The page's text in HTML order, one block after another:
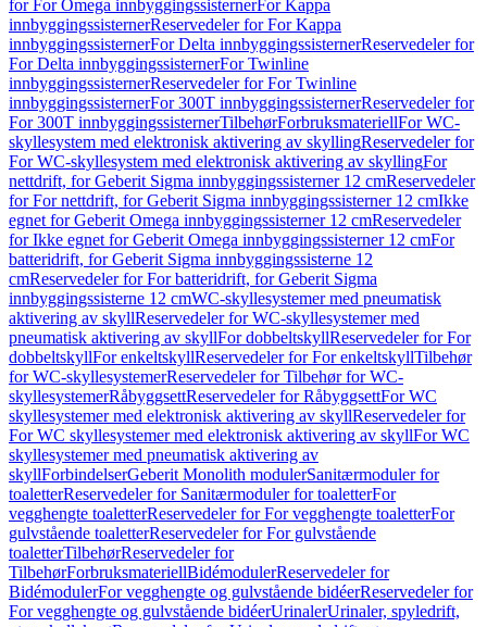
for For Omega innbyggingssisternerFor Kappa
innbyggingssisternerReservedeler for For Kappa
innbyggingssisternerFor Delta innbyggingssisternerReservedeler for
For Delta innbyggingssisternerFor Twinline
innbyggingssisternerReservedeler for For Twinline
innbyggingssisternerFor 300T innbyggingssisternerReservedeler for
For 300T innbyggingssisternerTilbehørForbruksmateriellFor WC-
skyllesystem med elektronisk aktivering av skyllingReservedeler for
For WC-skyllesystem med elektronisk aktivering av skyllingFor
nettdrift, for Geberit Sigma innbyggingssisterner 12 cmReservedeler
for For nettdrift, for Geberit Sigma innbyggingssisterner 12 cmIkke
egnet for Geberit Omega innbyggingssisterner 12 cmReservedeler
for Ikke egnet for Geberit Omega innbyggingssisterner 12 cmFor
batteridrift, for Geberit Sigma innbyggingssisterne 12
cmReservedeler for For batteridrift, for Geberit Sigma
innbyggingssisterne 12 cmWC-skyllesystemer med pneumatisk
aktivering av skyllReservedeler for WC-skyllesystemer med
pneumatisk aktivering av skyllFor dobbeltskyllReservedeler for For
dobbeltskyllFor enkeltskyllReservedeler for For enkeltskyllTilbehør
for WC-skyllesystemerReservedeler for Tilbehør for WC-
skyllesystemerRåbyggsettReservedeler for RåbyggsettFor WC
skyllesystemer med elektronisk aktivering av skyllReservedeler for
For WC skyllesystemer med elektronisk aktivering av skyllFor WC
skyllesystemer med pneumatisk aktivering av
skyllForbindelserGeberit Monolith modulerSanitærmoduler for
toaletterReservedeler for Sanitærmoduler for toaletterFor
vegghengte toaletterReservedeler for For vegghengte toaletterFor
gulvstående toaletterReservedeler for For gulvstående
toaletterTilbehørReservedeler for
TilbehørForbruksmateriellBidémodulerReservedeler for
BidémodulerFor vegghengte og gulvstående bidéerReservedeler for
For vegghengte og gulvstående bidéerUrinalerUrinaler, spyledrift,